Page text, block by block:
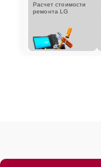
Расчет стоимости
ремонта LG